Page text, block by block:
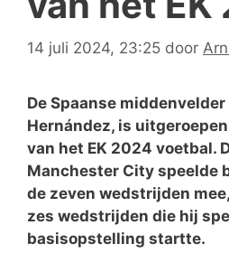
14 juli 2024, 23:25 door
De Spaanse middenvelder
Hernández, is
van het EK 2024 voetbal.
Manchester City speelde
de zeven wedstrijden
zes wedstrijden die hij
basisopstelling startte.